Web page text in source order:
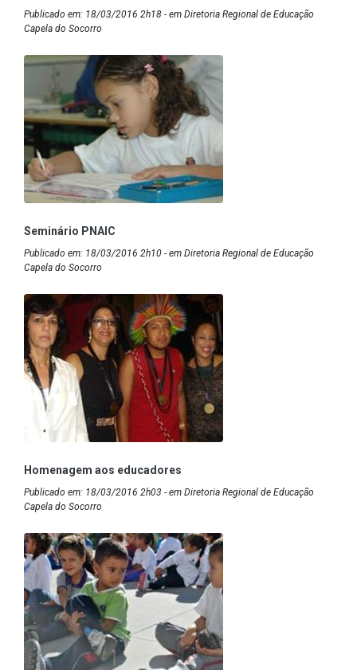
Publicado em: 18/03/2016 2h18 - em Diretoria Regional de Educação
Capela do Socorro
Seminário PNAIC
Publicado em: 18/03/2016 2h10 - em Diretoria Regional de Educação
Capela do Socorro
Homenagem aos educadores
Publicado em: 18/03/2016 2h03 - em Diretoria Regional de Educação
Capela do Socorro